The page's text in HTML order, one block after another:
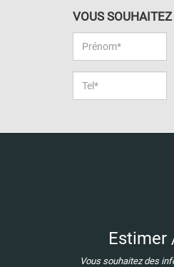
VOUS
Estimer
Vous souhaitez des